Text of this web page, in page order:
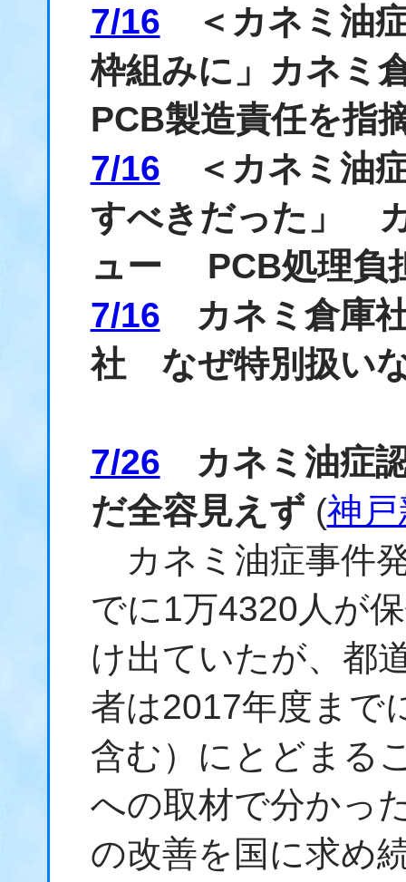
7/16 ＜カネミ油
枠組みに」カネ
PCB製造責任を指
7/16 ＜カネミ油
すべきだった」
ュー PCB処理負
7/16 カネミ倉庫
社 なぜ特別扱い
7/26 カネミ油症
だ全容見えず (神
カネミ油症事件
でに1万4320人が
け出ていたが、都
者は2017年度まで
含む）にとどまる
への取材で分かっ
の改善を国に求め